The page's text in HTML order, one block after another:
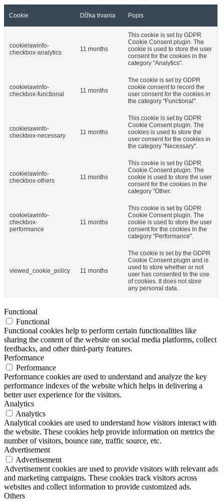
Cookie Dĺžka trvania Popis
cookielawinfo-
checkbox-analytics
11 months
This cookie is set by GDPR
Cookie Consent plugin. The
cookie is used to store the user
consent for the cookies in the
category "Analytics".
cookielawinfo-
checkbox-functional
11 months
The cookie is set by GDPR
cookie consent to record the
user consent for the cookies in
the category "Functional".
cookielawinfo-
checkbox-necessary
11 months
This cookie is set by GDPR
Cookie Consent plugin. The
cookies is used to store the
user consent for the cookies in
the category "Necessary".
cookielawinfo-
checkbox-others
11 months
This cookie is set by GDPR
Cookie Consent plugin. The
cookie is used to store the user
consent for the cookies in the
category "Other.
cookielawinfo-
checkbox-
performance
11 months
This cookie is set by GDPR
Cookie Consent plugin. The
cookie is used to store the user
consent for the cookies in the
category "Performance".
viewed_cookie_policy 11 months
The cookie is set by the GDPR
Cookie Consent plugin and is
used to store whether or not
user has consented to the use
of cookies. It does not store
any personal data.
Functional
Functional
Functional cookies help to perform certain functionalities like
sharing the content of the website on social media platforms, collect
feedbacks, and other third-party features.
Performance
Performance
Performance cookies are used to understand and analyze the key
performance indexes of the website which helps in delivering a
better user experience for the visitors.
Analytics
Analytics
Analytical cookies are used to understand how visitors interact with
the website. These cookies help provide information on metrics the
number of visitors, bounce rate, traffic source, etc.
Advertisement
Advertisement
Advertisement cookies are used to provide visitors with relevant ads
and marketing campaigns. These cookies track visitors across
websites and collect information to provide customized ads.
Others